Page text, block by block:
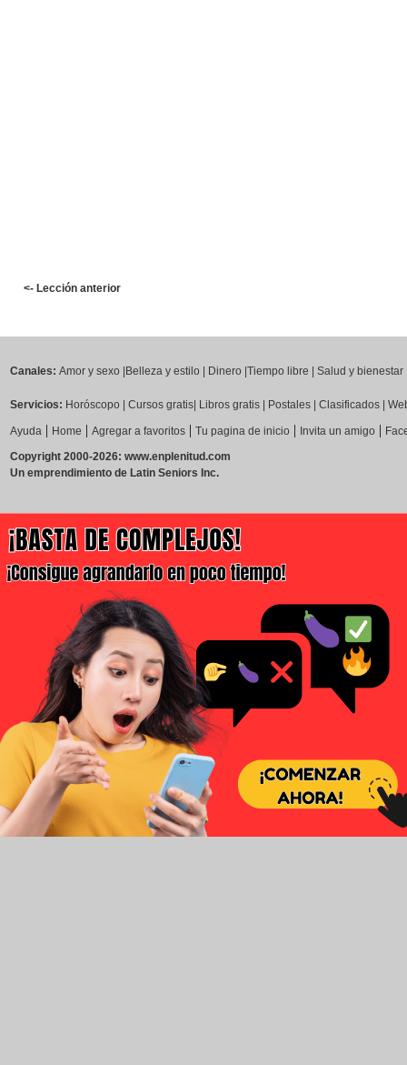
<- Lección anterior
Canales: Amor y sexo Belleza y estilo Dinero Tiempo libre Salud y bienestar
Servicios: Horóscopo Cursos gratis Libros gratis Postales Clasificados
Ayuda | Home | Agregar a favoritos | Tu pagina de inicio | Invita un amigo |
Copyright 2000-2026: www.enplenitud.com
Un emprendimiento de Latin Seniors Inc.